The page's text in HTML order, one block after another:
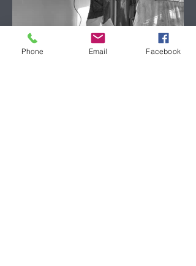
Phone Email Facebook